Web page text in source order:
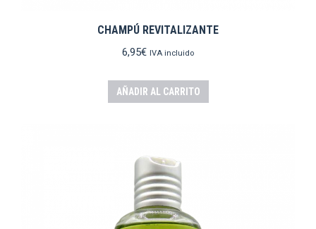
CHAMPÚ REVITALIZANTE
6,95€ IVA incluido
AÑADIR AL CARRITO